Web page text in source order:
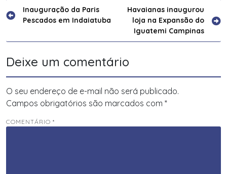
Navegação
Post
Inauguração da Paris
Pescados em Indaiatuba
Havaianas inaugurou
loja na Expansão do
Iguatemi Campinas
Deixe um comentário
O seu endereço de e-mail não será publicado.
Campos obrigatórios são marcados com *
COMENTÁRIO *